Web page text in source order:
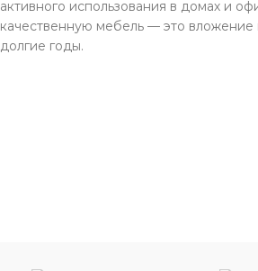
активного использования в домах и
качественную мебель — это вложение
долгие годы.